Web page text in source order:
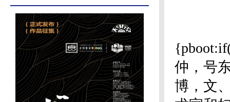
仲，号
博，文